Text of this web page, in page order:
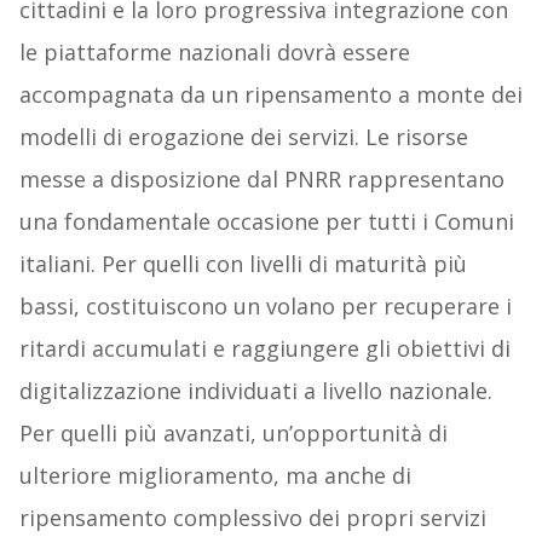
cittadini e la loro progressiva integrazione con
le piattaforme nazionali dovrà essere
accompagnata da un ripensamento a monte dei
modelli di erogazione dei servizi. Le risorse
messe a disposizione dal PNRR rappresentano
una fondamentale occasione per tutti i Comuni
italiani. Per quelli con livelli di maturità più
bassi, costituiscono un volano per recuperare i
ritardi accumulati e raggiungere gli obiettivi di
digitalizzazione individuati a livello nazionale.
Per quelli più avanzati, un’opportunità di
ulteriore miglioramento, ma anche di
ripensamento complessivo dei propri servizi